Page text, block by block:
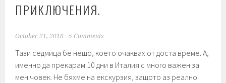
ПРИКЛЮЧЕНИЯ.
October 21, 2018 5 Comments
Тази седмица бе нещо, което очаквах от доста време. А,
именно да прекарам 10 дни в Италия с много важен за
мен човек. Не бяхме на екскурзия, защото аз реално